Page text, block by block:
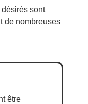
sont
de nombreuses
être